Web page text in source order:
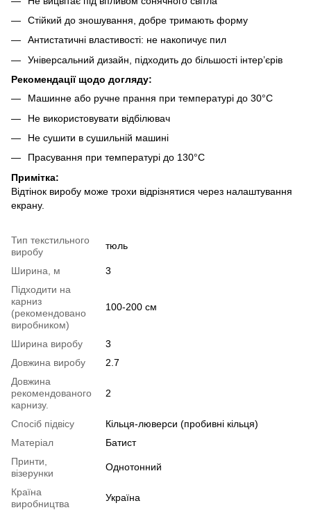
Стійкий до зношування, добре тримають форму
Антистатичні властивості: не накопичує пил
Універсальний дизайн, підходить до більшості інтер’єрів
Рекомендації щодо догляду:
Машинне або ручне прання при температурі до 30°C
Не використовувати відбілювач
Не сушити в сушильній машині
Прасування при температурі до 130°C
Примітка:
Відтінок виробу може трохи відрізнятися через налаштування
екрану.
Тип текстильного
виробу
тюль
Ширина, м
3
Підходити на
карниз
(рекомендовано
виробником)
100-200 см
Ширина виробу
3
Довжина виробу
2.7
Довжина
рекомендованого
карнизу.
2
Спосіб підвісу
Кільця-люверси (пробивні кільця)
Матеріал
Батист
Принти,
візерунки
Однотонний
Країна
виробництва
Україна